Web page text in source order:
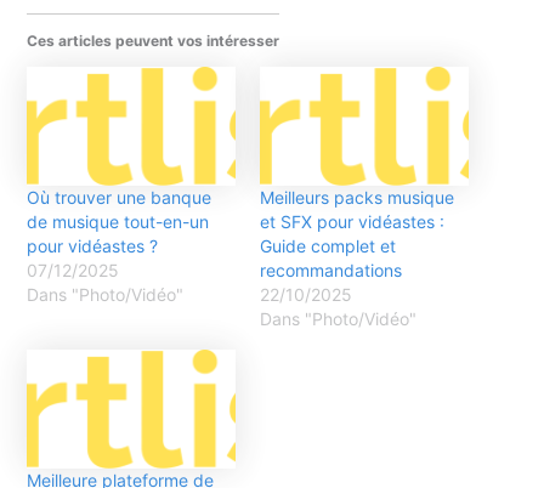
Ces articles peuvent vos intéresser
Où trouver une banque
de musique tout-en-un
pour vidéastes ?
07/12/2025
Dans "Photo/Vidéo"
Meilleurs packs musique
et SFX pour vidéastes :
Guide complet et
recommandations
22/10/2025
Dans "Photo/Vidéo"
Meilleure plateforme de